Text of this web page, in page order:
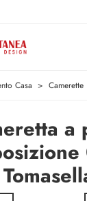
Casa > Camerette
a